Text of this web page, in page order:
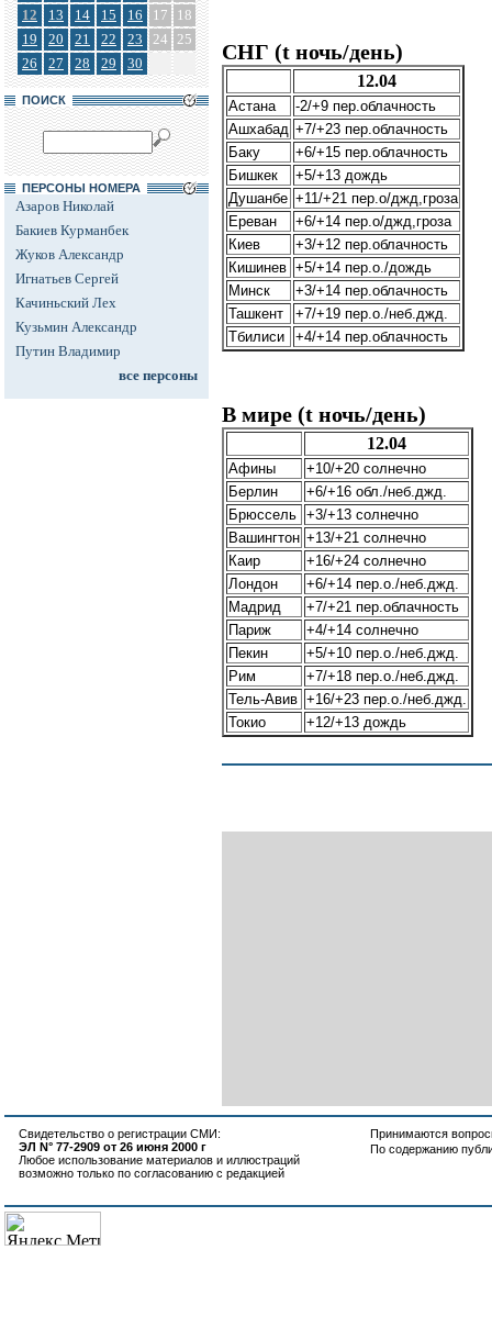
12
13 14 15 16 17
18
19
20 21 22 23 24 25
26
27 28 29 30
ПОИСК
ПЕРСОНЫ НОМЕРА
Азаров Николай
Бакиев Курманбек
Жуков Александр
Игнатьев Сергей
Качиньский Лех
Кузьмин Александр
Путин Владимир
все персоны
СНГ (t ночь/день)
12.04
Астана
-2/+9 пер.облачность
Ашхабад +7/+23 пер.облачность
Баку
+6/+15 пер.облачность
Бишкек
+5/+13 дождь
Душанбе +11/+21 пер.о/джд,гроза
Ереван
+6/+14 пер.о/джд,гроза
Киев
+3/+12 пер.облачность
Кишинев +5/+14 пер.о./дождь
Минск
+3/+14 пер.облачность
Ташкент
+7/+19 пер.о./неб.джд.
Тбилиси
+4/+14 пер.облачность
В мире (t ночь/день)
12.04
Афины
+10/+20 солнечно
Берлин
+6/+16 обл./неб.джд.
Брюссель +3/+13 солнечно
Вашингтон +13/+21 солнечно
Каир
+16/+24 солнечно
Лондон
+6/+14 пер.о./неб.джд.
Мадрид
+7/+21 пер.облачность
Париж
+4/+14 солнечно
Пекин
+5/+10 пер.о./неб.джд.
Рим
+7/+18 пер.о./неб.джд.
Тель-Авив +16/+23 пер.о./неб.джд.
Токио
+12/+13 дождь
Свидетельство о регистрации СМИ:
ЭЛ N° 77-2909 от 26 июня 2000 г
Любое использование материалов и иллюстраций
возможно только по согласованию с редакцией
Принимаются
По содержанию